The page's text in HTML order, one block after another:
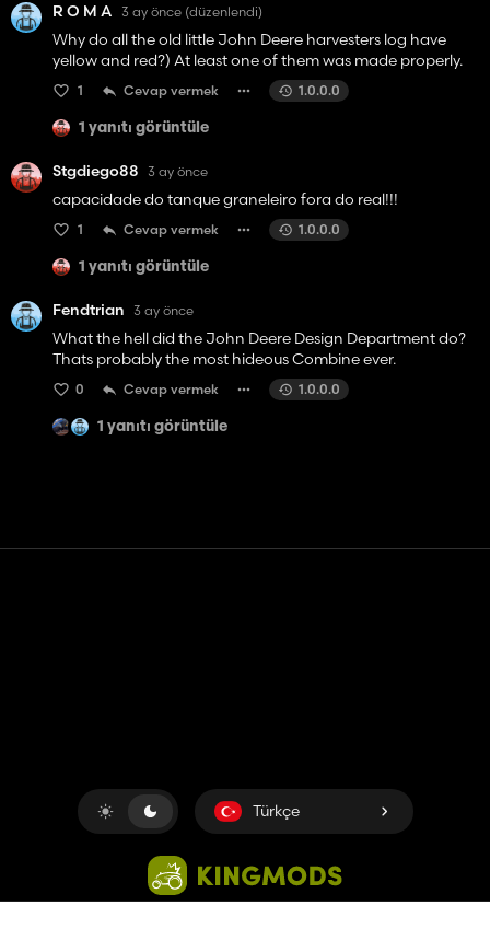
R O M A 3 ay önce (düzenlendi)
Why do all the old little John Deere harvesters log have
yellow and red?) At least one of them was made properly.
1 Cevap vermek 1.0.0.0
1 yanıtı görüntüle
Stgdiego88 3 ay önce
capacidade do tanque graneleiro fora do real!!!
1 Cevap vermek 1.0.0.0
1 yanıtı görüntüle
Fendtrian 3 ay önce
What the hell did the John Deere Design Department do?
Thats probably the most hideous Combine ever.
0 Cevap vermek 1.0.0.0
1 yanıtı görüntüle
Türkçe